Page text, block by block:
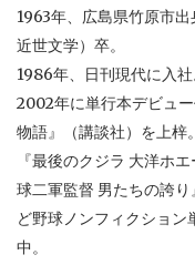
1963年、広島県竹原市
近世文学）卒。
1986年、日刊現代に入
2002年に単行本デビュ
物語』（講談社）を上梓
『最後のクジラ 大洋ホ
球二軍監督 男たちの誇
ど野球ノンフィクショ
中。